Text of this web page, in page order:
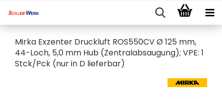
Mirka Exzenter Druckluft ROS550CV Ø 125 mm,
44-Loch, 5,0 mm Hub (Zentralabsaugung); VPE: 1
Stck/Pck (nur in D lieferbar)